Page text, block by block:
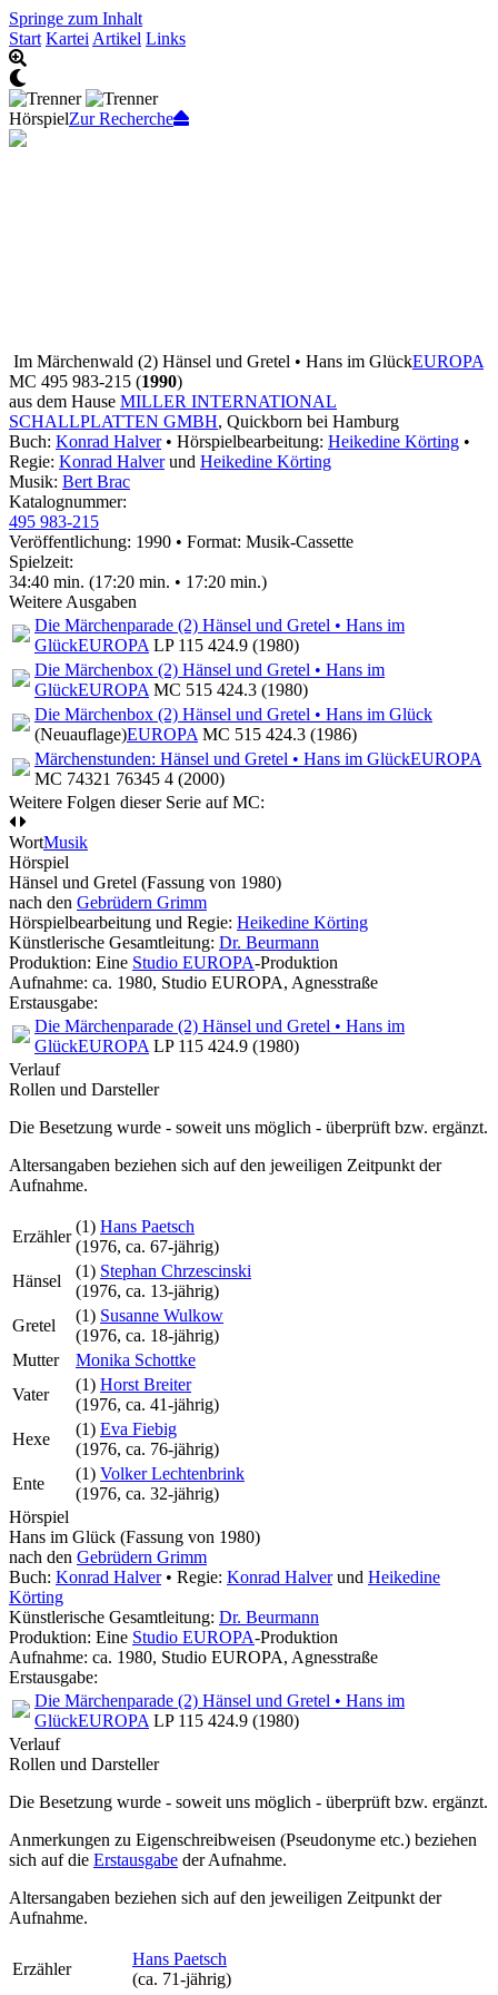
Springe zum Inhalt
Start Kartei Artikel Links
HörspielZur Recherche
Im Märchenwald (2) Hänsel und Gretel • Hans im GlückEUROPA
MC 495 983-215 (1990)
aus dem Hause MILLER INTERNATIONAL
SCHALLPLATTEN GMBH, Quickborn bei Hamburg
Buch: Konrad Halver• Hörspielbearbeitung: Heikedine Körting •
Regie: Konrad Halverund Heikedine Körting
Musik: Bert Brac
Katalognummer:
495 983-215
Veröffentlichung: 1990 • Format: Musik-Cassette
Spielzeit:
34:40 min. (17:20 min. • 17:20 min.)
Weitere Ausgaben
Die Märchenparade (2) Hänsel und Gretel • Hans im
GlückEUROPA LP 115 424.9 (1980)
Die Märchenbox (2) Hänsel und Gretel • Hans im
GlückEUROPA MC 515 424.3 (1980)
Die Märchenbox (2) Hänsel und Gretel • Hans im Glück
(Neuauflage)EUROPA MC 515 424.3 (1986)
Märchenstunden: Hänsel und Gretel • Hans im GlückEUROPA
MC 74321 76345 4 (2000)
Weitere Folgen dieser Serie auf MC:
WortMusik
Hörspiel
Hänsel und Gretel (Fassung von 1980)
nach den Gebrüdern Grimm
Hörspielbearbeitung und Regie: Heikedine Körting
Künstlerische Gesamtleitung: Dr. Beurmann
Produktion: Eine Studio EUROPA-Produktion
Aufnahme: ca. 1980, Studio EUROPA, Agnesstraße
Erstausgabe:
Die Märchenparade (2) Hänsel und Gretel • Hans im
GlückEUROPA LP 115 424.9 (1980)
Verlauf
Rollen und Darsteller
Die Besetzung wurde - soweit uns möglich - überprüft bzw. ergänzt.
Altersangaben beziehen sich auf den jeweiligen Zeitpunkt der
Aufnahme.
Erzähler
(1) Hans Paetsch
(1976, ca. 67‑jährig)
Hänsel
(1) Stephan Chrzescinski
(1976, ca. 13‑jährig)
Gretel
(1) Susanne Wulkow
(1976, ca. 18‑jährig)
Mutter
Monika Schottke
Vater
(1) Horst Breiter
(1976, ca. 41‑jährig)
Hexe
(1) Eva Fiebig
(1976, ca. 76‑jährig)
Ente
(1) Volker Lechtenbrink
(1976, ca. 32‑jährig)
Hörspiel
Hans im Glück (Fassung von 1980)
nach den Gebrüdern Grimm
Buch: Konrad Halver• Regie: Konrad Halverund Heikedine
Körting
Künstlerische Gesamtleitung: Dr. Beurmann
Produktion: Eine Studio EUROPA-Produktion
Aufnahme: ca. 1980, Studio EUROPA, Agnesstraße
Erstausgabe:
Die Märchenparade (2) Hänsel und Gretel • Hans im
GlückEUROPA LP 115 424.9 (1980)
Verlauf
Rollen und Darsteller
Die Besetzung wurde - soweit uns möglich - überprüft bzw. ergänzt.
Anmerkungen zu Eigenschreibweisen (Pseudonyme etc.) beziehen
sich auf die Erstausgabe der Aufnahme.
Altersangaben beziehen sich auf den jeweiligen Zeitpunkt der
Aufnahme.
Erzähler
Hans Paetsch
(ca. 71‑jährig)